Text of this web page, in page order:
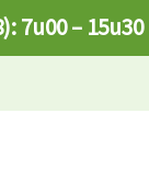
7u00 – 15u30